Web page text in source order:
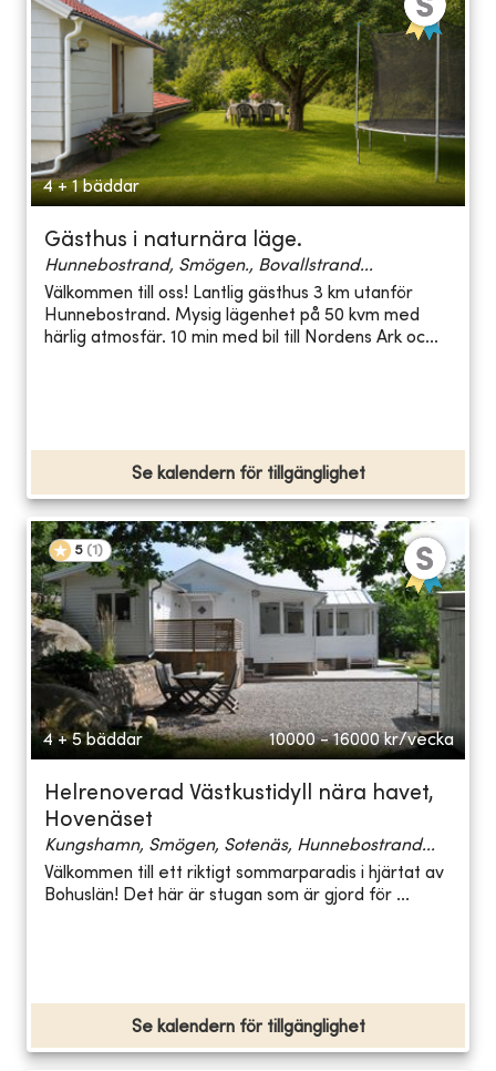
4 + 1 bäddar
Gästhus i naturnära läge.
Hunnebostrand, Smögen., Bovallstrand...
Välkommen till oss! Lantlig gästhus 3 km utanför
Hunnebostrand. Mysig lägenhet på 50 kvm med
härlig atmosfär. 10 min med bil till Nordens Ark oc...
Se kalendern för tillgänglighet
5 (1 )
4 + 5 bäddar 10000 - 16000 kr/vecka
Helrenoverad Västkustidyll nära havet,
Hovenäset
Kungshamn, Smögen, Sotenäs, Hunnebostrand...
Välkommen till ett riktigt sommarparadis i hjärtat av
Bohuslän! Det här är stugan som är gjord för ...
Se kalendern för tillgänglighet